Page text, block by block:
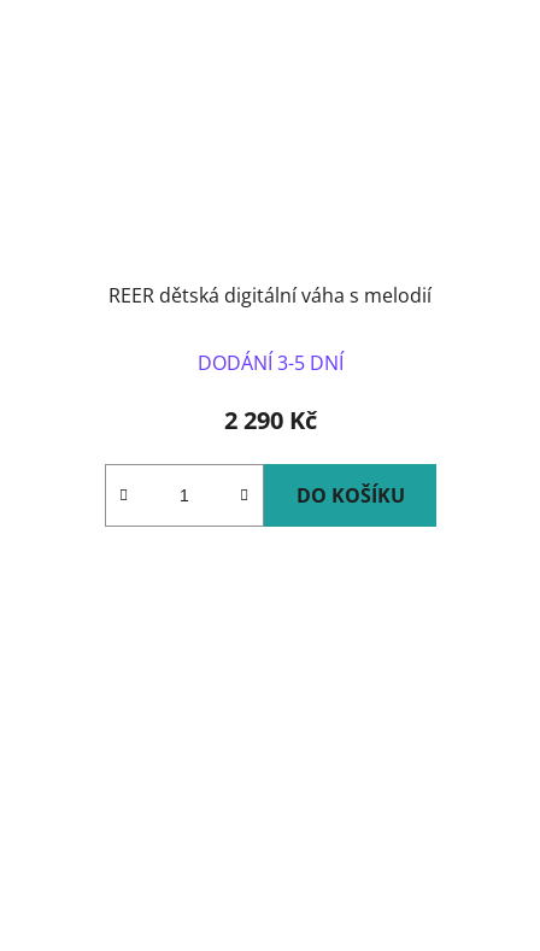
REER dětská digitální váha s melodií
DODÁNÍ 3-5 DNÍ
2 290 Kč
DO KOŠÍKU